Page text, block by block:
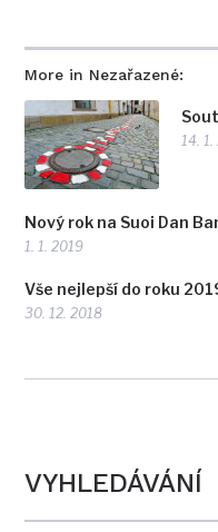
More in Nezařazené:
14.
Nový rok na Suoi Dan
1. 1. 2019
Vše nejlepší do roku
30. 12. 2018
VYHLEDÁVÁNÍ